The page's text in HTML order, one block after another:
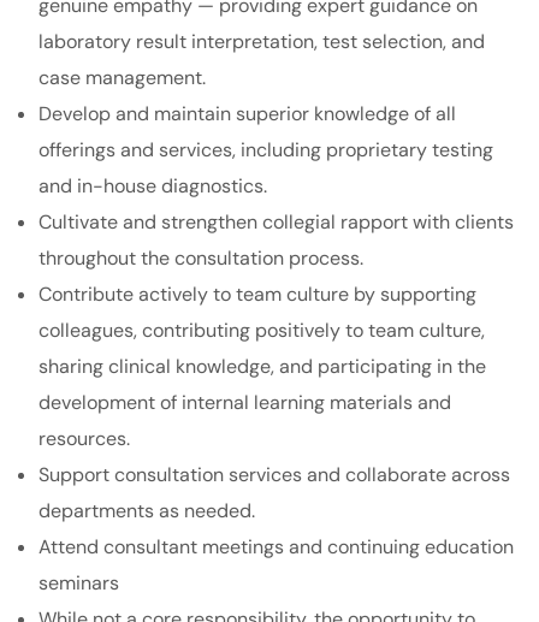
genuine empathy — providing expert guidance on
laboratory result interpretation, test selection, and
case management.
Develop and maintain superior knowledge of all
offerings and services, including proprietary testing
and in-house diagnostics.
Cultivate and strengthen collegial rapport with clients
throughout the consultation process.
Contribute actively to team culture by supporting
colleagues, contributing positively to team culture,
sharing clinical knowledge, and participating in the
development of internal learning materials and
resources.
Support consultation services and collaborate across
departments as needed.
Attend consultant meetings and continuing education
seminars